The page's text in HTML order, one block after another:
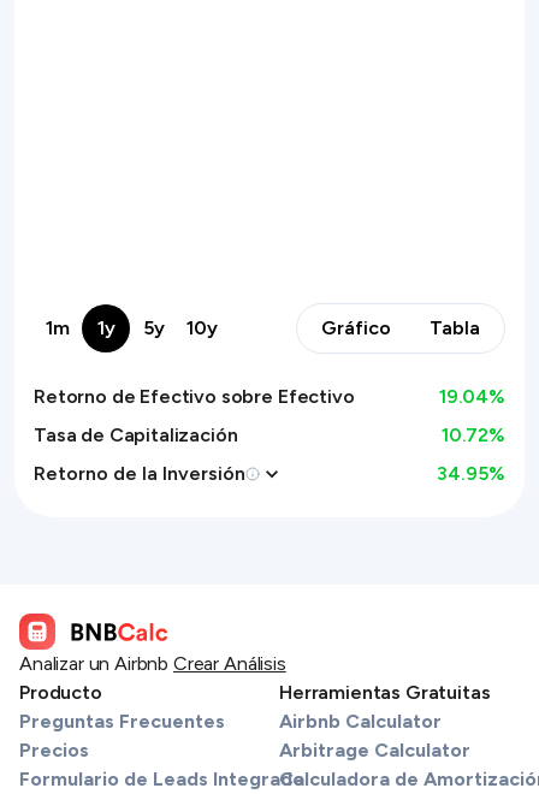
1m 1y 5y 10y Gráfico Tabla
Retorno de Efectivo sobre Efectivo 19.04%
Tasa de Capitalización
10.72%
Retorno de la Inversión
34.95%
Analizar un Airbnb Crear Análisis
Producto
Preguntas Frecuentes
Precios
Formulario de Leads Integrado
Herramientas Gratuitas
Airbnb Calculator
Arbitrage Calculator
Calculadora de